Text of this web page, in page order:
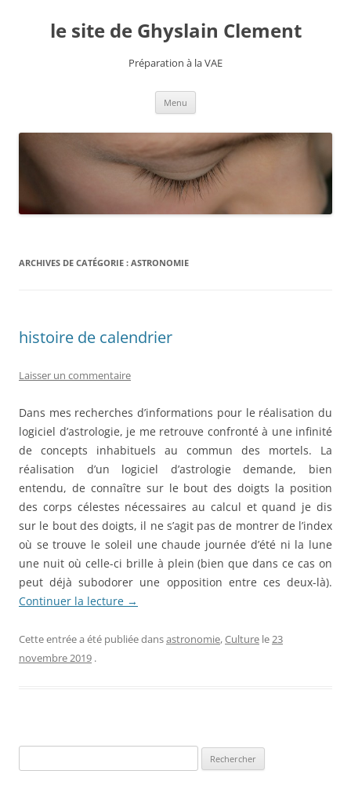
le site de Ghyslain Clement
Préparation à la VAE
Menu
ARCHIVES DE CATÉGORIE : ASTRONOMIE
histoire de calendrier
Laisser un commentaire
Dans mes recherches d’informations pour le réalisation du
logiciel d’astrologie, je me retrouve confronté à une infinité
de concepts inhabituels au commun des mortels. La
réalisation d’un logiciel d’astrologie demande, bien
entendu, de connaître sur le bout des doigts la position
des corps célestes nécessaires au calcul et quand je dis
sur le bout des doigts, il ne s’agit pas de montrer de l’index
où se trouve le soleil une chaude journée d’été ni la lune
une nuit où celle-ci brille à plein (bien que dans ce cas on
peut déjà subodorer une opposition entre ces deux-là).
Continuer la lecture →
Cette entrée a été publiée dansastronomie,Culture le23
novembre 2019 .